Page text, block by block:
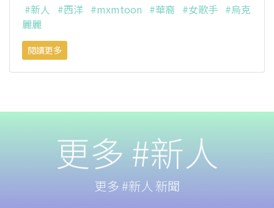
#新人
#西洋 #mxmtoon #華裔 #女歌手 #烏克
麗麗
閱讀更多
更多 #新人
更多 #新人 新聞